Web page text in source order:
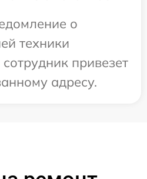
о
техники
привезет
адресу.